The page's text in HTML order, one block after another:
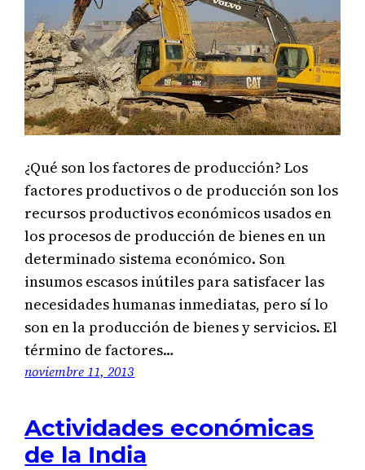
¿Qué son los factores de producción? Los
factores productivos o de producción son los
recursos productivos económicos usados en
los procesos de producción de bienes en un
determinado sistema económico. Son
insumos escasos inútiles para satisfacer las
necesidades humanas inmediatas, pero sí lo
son en la producción de bienes y servicios. El
término de factores…
noviembre 11, 2013
Actividades económicas
de la India